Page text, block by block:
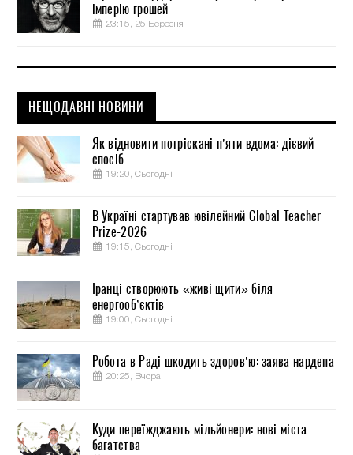
імперію грошей
23:15, 25 Березня
НЕЩОДАВНІ НОВИНИ
Як відновити потріскані п’яти вдома: дієвий
спосіб
19:20, Сьогодні
В Україні стартував ювілейний Global Teacher
Prize-2026
19:15, Сьогодні
Іранці створюють «живі щити» біля
енергооб’єктів
19:00, Сьогодні
Робота в Раді шкодить здоров’ю: заява нардепа
20:25, Вчора
Куди переїжджають мільйонери: нові міста
багатства